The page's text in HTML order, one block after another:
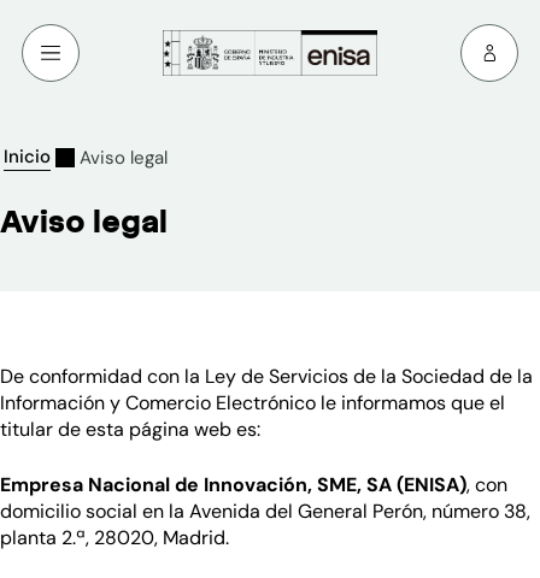
Inicio Aviso legal
Aviso legal
De conformidad con la Ley de Servicios de la Sociedad de la
Información y Comercio Electrónico le informamos que el
titular de esta página web es:
Empresa Nacional de Innovación, SME, SA (ENISA), con
domicilio social en la Avenida del General Perón, número 38,
planta 2.ª, 28020, Madrid.